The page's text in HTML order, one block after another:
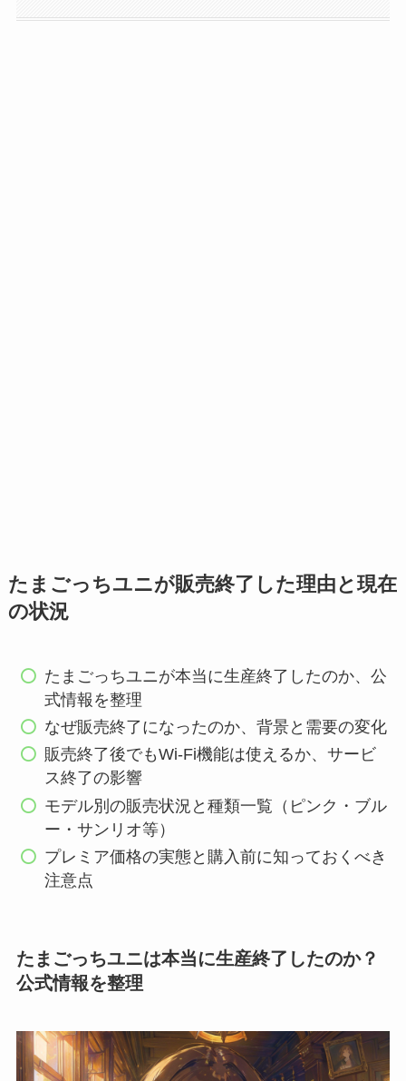
たまごっちユニが販売終了した理由と現在
の状況
たまごっちユニが本当に生産終了したのか、公
式情報を整理
なぜ販売終了になったのか、背景と需要の変化
販売終了後でもWi-Fi機能は使えるか、サービ
ス終了の影響
モデル別の販売状況と種類一覧（ピンク・ブル
ー・サンリオ等）
プレミア価格の実態と購入前に知っておくべき
注意点
たまごっちユニは本当に生産終了したのか？
公式情報を整理